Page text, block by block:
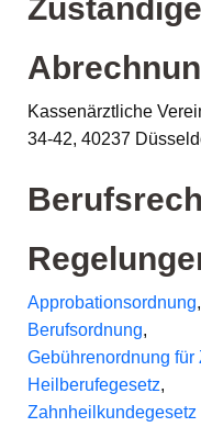
Zuständige
Kassenärztliche
34-42, 40237
Approbationsordnung,
Berufsordnung,
Gebührenordnung für
Heilberufegesetz,
Zahnheilkundegesetz